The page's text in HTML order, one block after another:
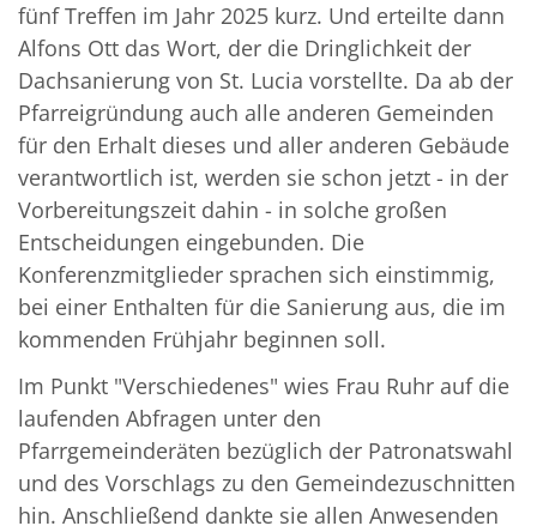
fünf Treffen im Jahr 2025 kurz. Und erteilte dann
Alfons Ott das Wort, der die Dringlichkeit der
Dachsanierung von St. Lucia vorstellte. Da ab der
Pfarreigründung auch alle anderen Gemeinden
für den Erhalt dieses und aller anderen Gebäude
verantwortlich ist, werden sie schon jetzt - in der
Vorbereitungszeit dahin - in solche großen
Entscheidungen eingebunden. Die
Konferenzmitglieder sprachen sich einstimmig,
bei einer Enthalten für die Sanierung aus, die im
kommenden Frühjahr beginnen soll.
Im Punkt "Verschiedenes" wies Frau Ruhr auf die
laufenden Abfragen unter den
Pfarrgemeinderäten bezüglich der Patronatswahl
und des Vorschlags zu den Gemeindezuschnitten
hin. Anschließend dankte sie allen Anwesenden